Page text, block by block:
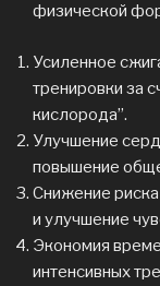
физической
Усиленное
тренировки за
кислорода”.
Улучшение
повышение
Снижение
и улучшение
Экономия
интенсивных